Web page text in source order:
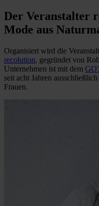
Der Veranstalter
Mode aus
Organisiert wird die
recolution, gegründet von
Unternehmen ist mit dem
seit acht Jahren
Frauen.